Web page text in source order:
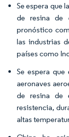
Se espera que
de resina de
pronóstico
las industrias
países como
Se espera
aeronaves
de resina de
resistencia,
altas